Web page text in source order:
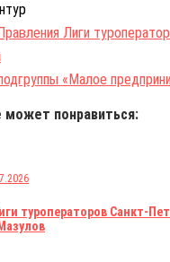
Лиги
«Малое
понравиться:
туроператоров Санкт-